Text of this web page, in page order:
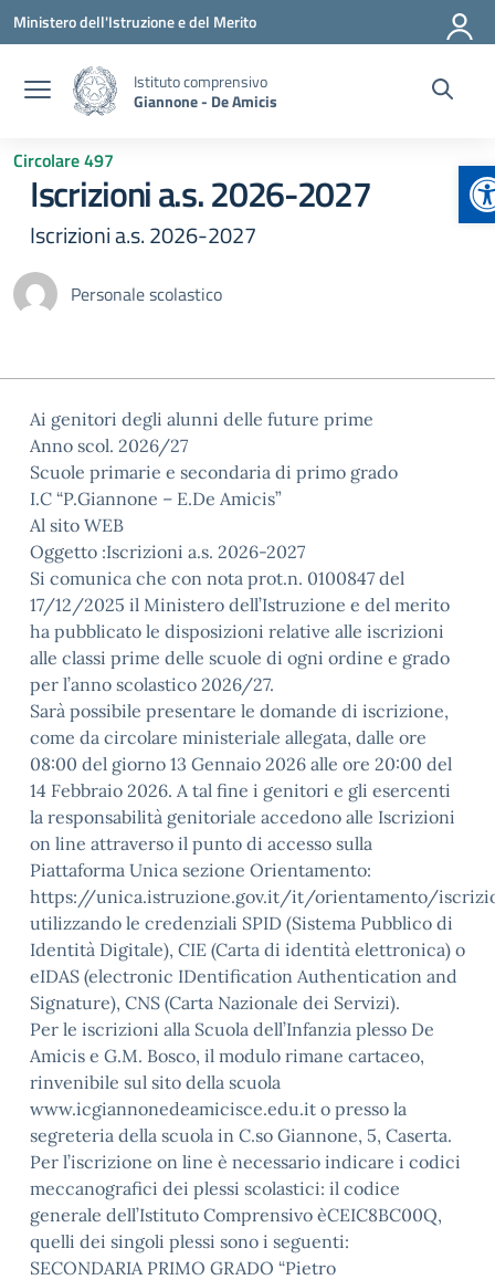
Vai ai contenuti
Vai al menu di navigazione
Vai al footer
Ministero dell'Istruzione e del Merito
Istituto comprensivo
Giannone - De Amicis
Circolare 497
Iscrizioni a.s. 2026-2027
Iscrizioni a.s. 2026-2027
Personale scolastico
Ai genitori degli alunni delle future prime
Anno scol. 2026/27
Scuole primarie e secondaria di primo grado
I.C “P.Giannone – E.De Amicis”
Al sito WEB
Oggetto :Iscrizioni a.s. 2026-2027
Si comunica che con nota prot.n. 0100847 del
17/12/2025 il Ministero dell’Istruzione e del merito
ha pubblicato le disposizioni relative alle iscrizioni
alle classi prime delle scuole di ogni ordine e grado
per l’anno scolastico 2026/27.
Sarà possibile presentare le domande di iscrizione,
come da circolare ministeriale allegata, dalle ore
08:00 del giorno 13 Gennaio 2026 alle ore 20:00 del
14 Febbraio 2026. A tal fine i genitori e gli esercenti
la responsabilità genitoriale accedono alle Iscrizioni
on line attraverso il punto di accesso sulla
Piattaforma Unica sezione Orientamento:
https://unica.istruzione.gov.it/it/orientamento/
utilizzando le credenziali SPID (Sistema Pubblico di
Identità Digitale), CIE (Carta di identità elettronica) o
eIDAS (electronic IDentification Authentication and
Signature), CNS (Carta Nazionale dei Servizi).
Per le iscrizioni alla Scuola dell’Infanzia plesso De
Amicis e G.M. Bosco, il modulo rimane cartaceo,
rinvenibile sul sito della scuola
www.icgiannonedeamicisce.edu.it o presso la
segreteria della scuola in C.so Giannone, 5, Caserta.
Per l’iscrizione on line è necessario indicare i codici
meccanografici dei plessi scolastici: il codice
generale dell’Istituto Comprensivo èCEIC8BC00Q,
quelli dei singoli plessi sono i seguenti:
SECONDARIA PRIMO GRADO “Pietro